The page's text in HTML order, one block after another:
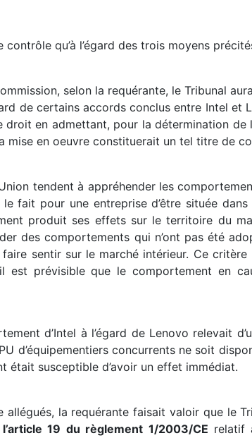
qu’à l’égard des trois moyens
selon la requérante, le Tribunal
de certains accords conclus entre Intel et
droit en admettant, pour la détermination
en oeuvre constituerait un tel titre de
tendent à appréhender les
fait pour une entreprise d’être située
produit ses effets sur le territoire du
des comportements qui n’ont pas été
sentir sur le marché intérieur. Ce
est prévisible que le comportement en
d’Intel à l’égard de Lenovo relevait
d’équipementiers concurrents ne soit
était susceptible d’avoir un effet immédiat.
la requérante faisait valoir que le
l’article 19 du règlement 1/2003/CE relatif